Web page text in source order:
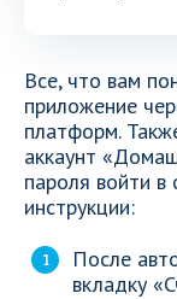
Все, что вам
приложение
платформ.
аккаунт
пароля войти в
инструкции:
После
вкладку